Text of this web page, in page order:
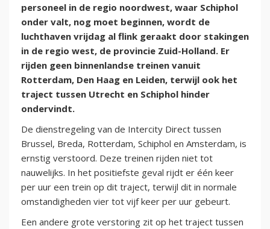
personeel in de regio noordwest, waar Schiphol
onder valt, nog moet beginnen, wordt de
luchthaven vrijdag al flink geraakt door stakingen
in de regio west, de provincie Zuid-Holland. Er
rijden geen binnenlandse treinen vanuit
Rotterdam, Den Haag en Leiden, terwijl ook het
traject tussen Utrecht en Schiphol hinder
ondervindt.
De dienstregeling van de Intercity Direct tussen
Brussel, Breda, Rotterdam, Schiphol en Amsterdam, is
ernstig verstoord. Deze treinen rijden niet tot
nauwelijks. In het positiefste geval rijdt er één keer
per uur een trein op dit traject, terwijl dit in normale
omstandigheden vier tot vijf keer per uur gebeurt.
Een andere grote verstoring zit op het traject tussen